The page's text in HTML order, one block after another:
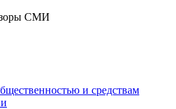
СМИ
и средствам